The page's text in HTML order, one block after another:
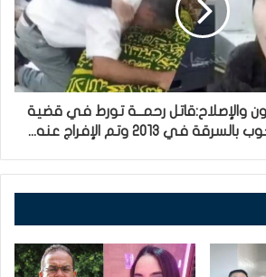
والإصلاح:قاتل رحمــة تورط في قضية
في 2013 وتم الإفراج عنه...